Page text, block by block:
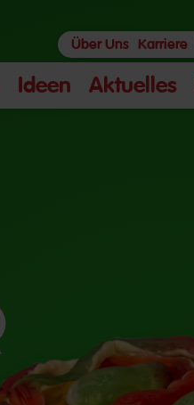
Ideen Aktuelles
Über Uns Karriere